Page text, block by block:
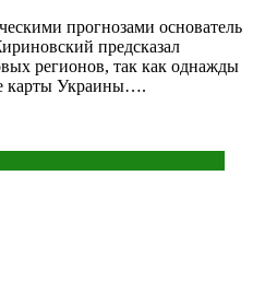
прогнозами основатель
предсказал
регионов, так как однажды
карты Украины….